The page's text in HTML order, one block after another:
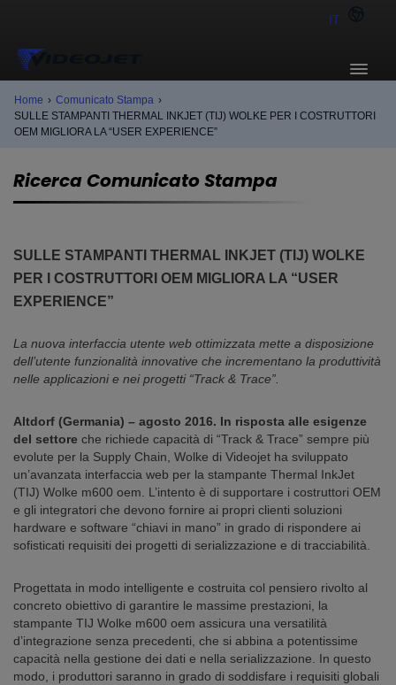
IT
Home › Comunicato Stampa ›
SULLE STAMPANTI THERMAL INKJET (TIJ) WOLKE PER I COSTRUTTORI
OEM MIGLIORA LA “USER EXPERIENCE”
Ricerca Comunicato Stampa
SULLE STAMPANTI THERMAL INKJET (TIJ) WOLKE
PER I COSTRUTTORI OEM MIGLIORA LA “USER
EXPERIENCE”
La nuova interfaccia utente web ottimizzata mette a disposizione
dell’utente funzionalità innovative che incrementano la produttività
nelle applicazioni e nei progetti “Track & Trace”.
Altdorf (Germania) – agosto 2016. In risposta alle esigenze
del settore che richiede capacità di “Track & Trace” sempre più
evolute per la Supply Chain, Wolke di Videojet ha sviluppato
un’avanzata interfaccia web per la stampante Thermal InkJet
(TIJ) Wolke m600 oem. L’intento è di supportare i costruttori OEM
e gli integratori che devono fornire ai propri clienti soluzioni
hardware e software “chiavi in mano” in grado di rispondere ai
sofisticati requisiti dei progetti di serializzazione e di tracciabilità.
Progettata in modo intelligente e costruita col pensiero rivolto al
concreto obiettivo di garantire le massime prestazioni, la
stampante TIJ Wolke m600 oem assicura una versatilità
d’integrazione senza precedenti, che si abbina a potentissime
capacità nella gestione dei dati e nella serializzazione. In questo
modo, i produttori saranno in grado di soddisfare i requisiti globali